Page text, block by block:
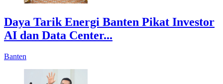
Daya Tarik Energi Banten Pikat Investor
AI dan Data Center...
Banten